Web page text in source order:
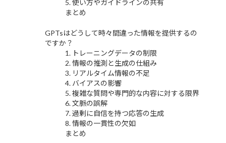
5. 使い方やガイドラインの共有
まとめ
GPTsはどうして時々間違った情報を提供するの
ですか？
1. トレーニングデータの制限
2. 情報の推測と生成の仕組み
3. リアルタイム情報の不足
4. バイアスの影響
5. 複雑な質問や専門的な内容に対する限界
6. 文脈の誤解
7. 過剰に自信を持つ応答の生成
8. 情報の一貫性の欠如
まとめ